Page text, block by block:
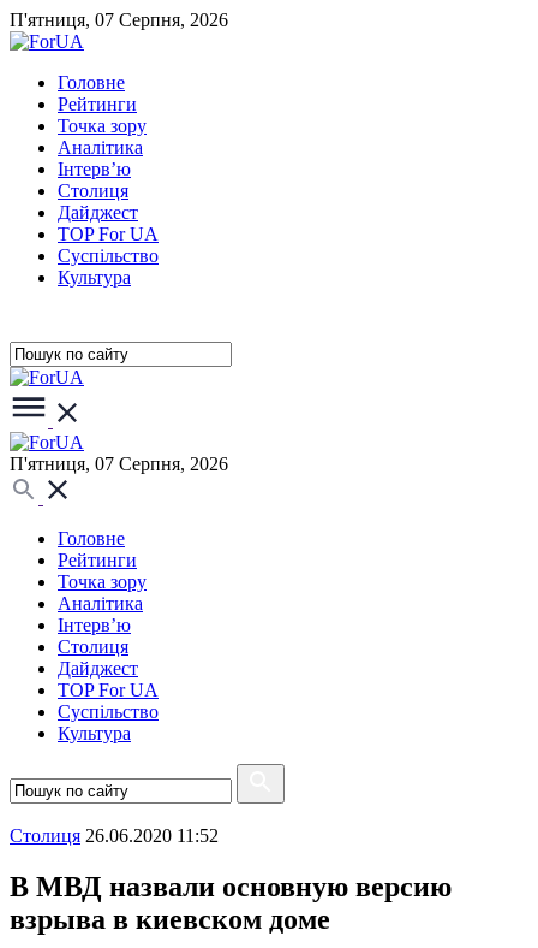
П'ятниця, 07 Серпня, 2026
Головне
Рейтинги
Точка зору
Аналітика
Інтерв’ю
Столиця
Дайджест
TOP For UA
Суспiльство
Культура
П'ятниця, 07 Серпня, 2026
Головне
Рейтинги
Точка зору
Аналітика
Інтерв’ю
Столиця
Дайджест
TOP For UA
Суспiльство
Культура
Столиця 26.06.2020 11:52
В МВД назвали основную версию
взрыва в киевском доме